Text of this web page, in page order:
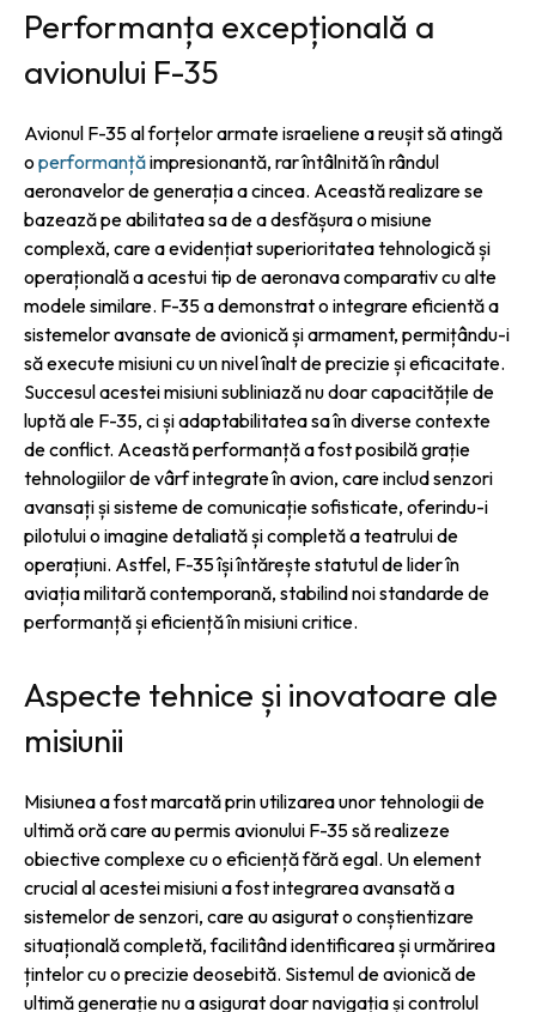
Performanța excepțională a
avionului F-35
Avionul F-35 al forțelor armate israeliene a reușit să atingă
o performanțăimpresionantă, rar întâlnită în rândul
aeronavelor de generația a cincea. Această realizare se
bazează pe abilitatea sa de a desfășura o misiune
complexă, care a evidențiat superioritatea tehnologică și
operațională a acestui tip de aeronava comparativ cu alte
modele similare. F-35 a demonstrat o integrare eficientă a
sistemelor avansate de avionică și armament, permițându-i
să execute misiuni cu un nivel înalt de precizie și eficacitate.
Succesul acestei misiuni subliniază nu doar capacitățile de
luptă ale F-35, ci și adaptabilitatea sa în diverse contexte
de conflict. Această performanță a fost posibilă grație
tehnologiilor de vârf integrate în avion, care includ senzori
avansați și sisteme de comunicație sofisticate, oferindu-i
pilotului o imagine detaliată și completă a teatrului de
operațiuni. Astfel, F-35 își întărește statutul de lider în
aviația militară contemporană, stabilind noi standarde de
performanță și eficiență în misiuni critice.
Aspecte tehnice și inovatoare ale
misiunii
Misiunea a fost marcată prin utilizarea unor tehnologii de
ultimă oră care au permis avionului F-35 să realizeze
obiective complexe cu o eficiență fără egal. Un element
crucial al acestei misiuni a fost integrarea avansată a
sistemelor de senzori, care au asigurat o conștientizare
situațională completă, facilitând identificarea și urmărirea
țintelor cu o precizie deosebită. Sistemul de avionică de
ultimă generație nu a asigurat doar navigația și controlul